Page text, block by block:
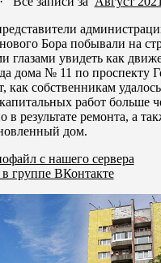
Бора побывали на
глазами увидеть как
дома № 11 по проспекту
как собственникам
работ больше
в результате ремонта, а
дом.
с нашего сервера
группе ВКонтакте